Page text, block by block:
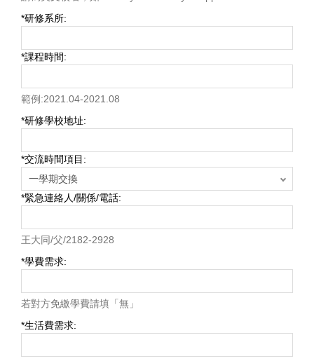
*研修系所:
*課程時間:
範例:2021.04-2021.08
*研修學校地址:
*交流時間項目:
*緊急連絡人/關係/電話:
王大同/父/2182-2928
*學費需求:
若對方免繳學費請填「無」
*生活費需求: